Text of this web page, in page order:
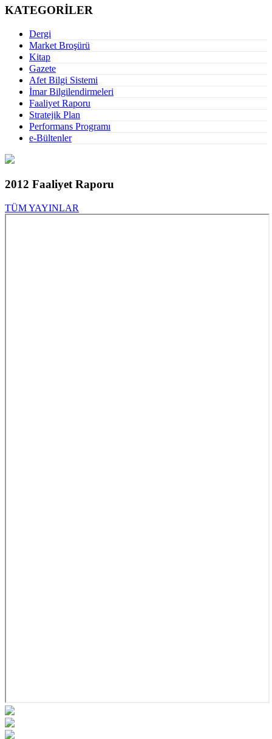
KATEGORİLER
Dergi
Market Broşürü
Kitap
Gazete
Afet Bilgi Sistemi
İmar Bilgilendirmeleri
Faaliyet Raporu
Stratejik Plan
Performans Programı
e-Bültenler
2012 Faaliyet Raporu
TÜM YAYINLAR